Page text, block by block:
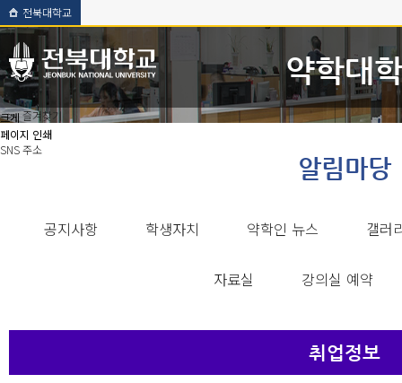
전북대학교
약학대
크게즐겨찾기
페이지 인쇄
SNS 주소
-->
알림마당
공지사항 학생자치 약학인 뉴스 갤러
자료실 강의실 예약
취업정보